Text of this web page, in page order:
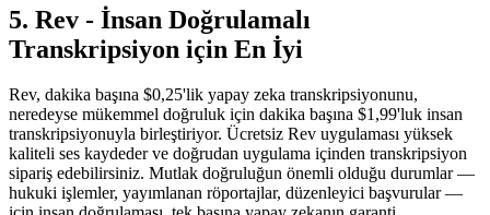
5. Rev - İnsan Doğrulamalı
Transkripsiyon için En İyi
Rev, dakika başına $0,25'lik yapay zeka transkripsiyonunu,
neredeyse mükemmel doğruluk için dakika başına $1,99'luk insan
transkripsiyonuyla birleştiriyor. Ücretsiz Rev uygulaması yüksek
kaliteli ses kaydeder ve doğrudan uygulama içinden transkripsiyon
sipariş edebilirsiniz. Mutlak doğruluğun önemli olduğu durumlar —
hukuki işlemler, yayımlanan röportajlar, düzenleyici başvurular —